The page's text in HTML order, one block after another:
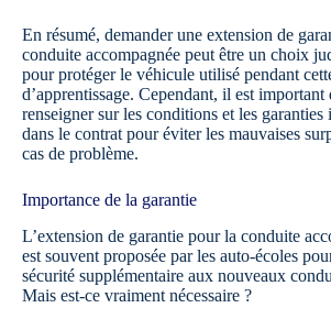
En résumé, demander une extension de
conduite accompagnée peut être un choix
pour protéger le véhicule utilisé pendant
d’apprentissage. Cependant, il est important
renseigner sur les conditions et les garanties
dans le contrat pour éviter les mauvaises
cas de problème.
Importance de la garantie
L’extension de garantie pour la conduite
est souvent proposée par les auto-écoles
sécurité supplémentaire aux nouveaux
Mais est-ce vraiment nécessaire ?